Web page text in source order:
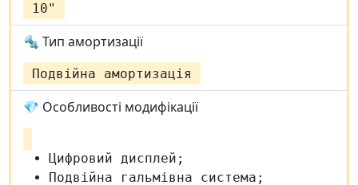
10"
🔩 Тип амортизації
Подвійна амортизація
💎 Особливості модифікації
Цифровий дисплей;
Подвійна гальмівна система;